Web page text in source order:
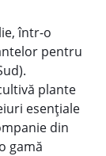
într-o
pentru
plante
esențiale
din
gamă